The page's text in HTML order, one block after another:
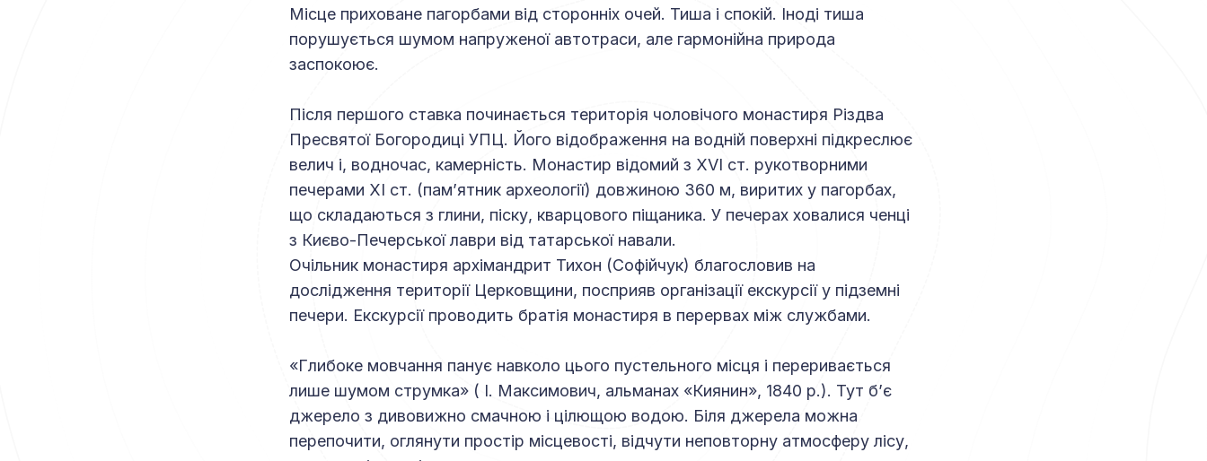
Місце приховане пагорбами від сторонніх очей. Тиша і спокій. Іноді тиша
порушується шумом напруженої автотраси, але гармонійна природа
заспокоює.
Після першого ставка починається територія чоловічого монастиря Різдва
Пресвятої Богородиці УПЦ. Його відображення на водній поверхні підкреслює
велич і, водночас, камерність. Монастир відомий з ХVІ ст. рукотворними
печерами XI ст. (пам’ятник археології) довжиною 360 м, виритих у пагорбах,
що складаються з глини, піску, кварцового піщаника. У печерах ховалися ченці
з Києво-Печерської лаври від татарської навали.
Очільник монастиря архі­мандрит Тихон (Софійчук) благословив на
дослідження території Церковщини, посприяв організації екскурсії у підземні
печери. Екскурсії проводить братія монастиря в перервах між службами.
«Глибоке мовчання панує навколо цього пустельного місця і переривається
лише шумом струмка» ( І. Максимович, альманах «Киянин», 1840 р.). Тут б’є
джерело з дивовижно смачною і цілющою водою. Біля джерела можна
перепочити, оглянути простір місцевості, відчути неповторну атмосферу лісу,